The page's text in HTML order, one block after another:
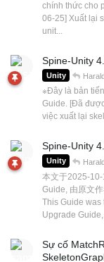
chính thức cho
06-25] Xuất lại
unit...
Spine-Unity
Unity Harald
※Đây là bản
Guide. [Đã
việc xuất lại
Spine-Unity
Unity
本文于2025-
Guide, 由原文
This Guide was
Upgrade Guide,
Sự cố